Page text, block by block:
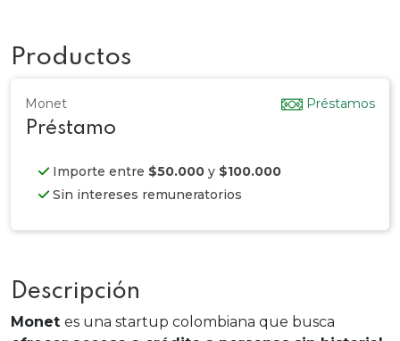
Productos
Monet Préstamos
Préstamo
Importe entre $50.000 y $100.000
Sin intereses remuneratorios
Descripción
Monet es una startup colombiana que busca